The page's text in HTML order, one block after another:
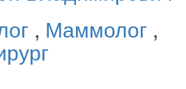
, Маммолог ,